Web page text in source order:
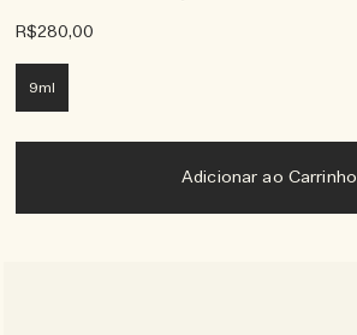
R$280,00
9ml
Adicionar ao Carrinho